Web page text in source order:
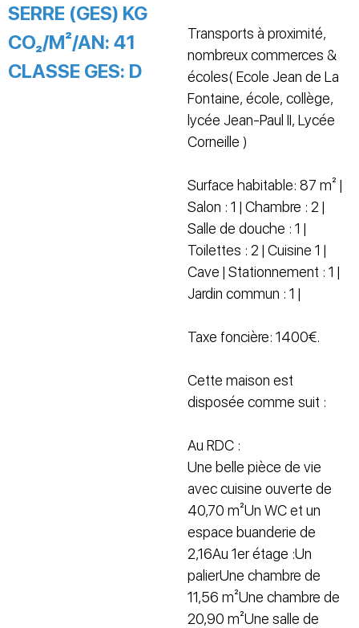
SERRE (GES) KG
CO₂/M²/AN: 41
CLASSE GES: D
Transports à proximité,
nombreux commerces &
écoles( Ecole Jean de La
Fontaine, école, collège,
lycée Jean-Paul II, Lycée
Corneille )
Surface habitable: 87 m² |
Salon : 1 | Chambre : 2 |
Salle de douche : 1 |
Toilettes : 2 | Cuisine 1 |
Cave | Stationnement : 1 |
Jardin commun : 1 |
Taxe foncière: 1400€.
Cette maison est
disposée comme suit :
Au RDC :
Une belle pièce de vie
avec cuisine ouverte de
40,70 m²Un WC et un
espace buanderie de
2,16Au 1er étage :Un
palierUne chambre de
11,56 m²Une chambre de
20,90 m²Une salle de